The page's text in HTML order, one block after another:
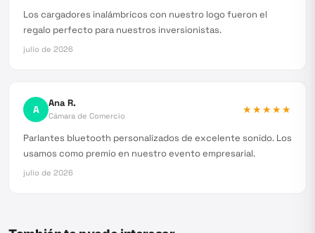
Los cargadores inalámbricos con nuestro logo fueron el
regalo perfecto para nuestros inversionistas.
julio de 2026
A Ana R.
Cámara de Comercio
★★★★★
Parlantes bluetooth personalizados de excelente sonido. Los
usamos como premio en nuestro evento empresarial.
julio de 2026